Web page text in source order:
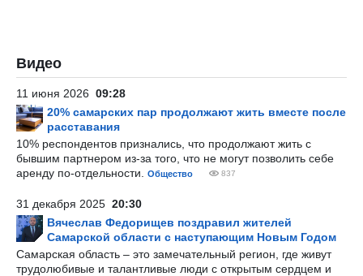
Видео
11 июня 2026 09:28
20% самарских пар продолжают жить вместе после
расставания
10% респондентов признались, что продолжают жить с
бывшим партнером из-за того, что не могут позволить себе
аренду по-отдельности.
Общество 837
31 декабря 2025 20:30
Вячеслав Федорищев поздравил жителей
Самарской области с наступающим Новым Годом
Самарская область – это замечательный регион, где живут
трудолюбивые и талантливые люди с открытым сердцем и